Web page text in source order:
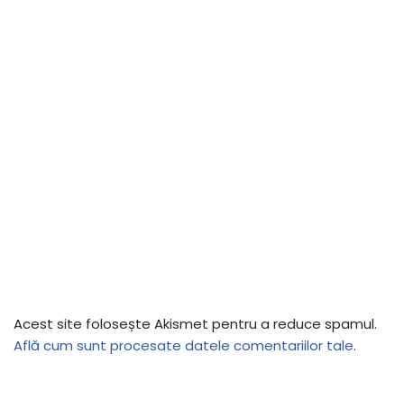
Acest site folosește Akismet pentru a reduce spamul.
Află cum sunt procesate datele comentariilor tale.